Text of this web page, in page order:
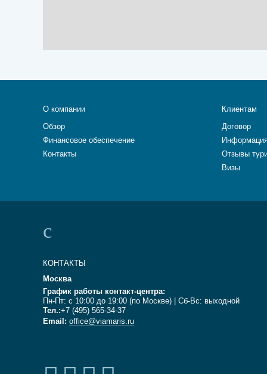
О компании
Обзор
Финансовое обеспечение
Контакты
Клиентам
Договор
Отзывы
Визы
КОНТАКТЫ
Москва
График работы контакт-центра:
Пн-Пт: с 10:00 до 19:00 (по Москве) | Сб-Вс: выходной
Тел.:+7 (495) 565-34-37
Email: office@viamaris.ru